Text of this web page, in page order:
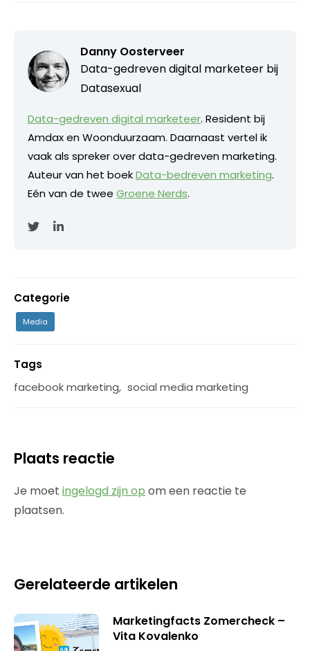
Danny Oosterveer
Data-gedreven digital marketeer bij
Datasexual
Data-gedreven digital marketeer. Resident bij
Amdax en Woonduurzaam. Daarnaast vertel ik
vaak als spreker over data-gedreven marketing.
Auteur van het boekData-bedreven marketing.
Eén van de twee Groene Nerds.
Categorie
Media
Tags
facebook marketing, social media marketing
Plaats reactie
Je moet ingelogd zijn op om een reactie te
plaatsen.
Gerelateerde artikelen
Marketingfacts Zomercheck –
Vita Kovalenko